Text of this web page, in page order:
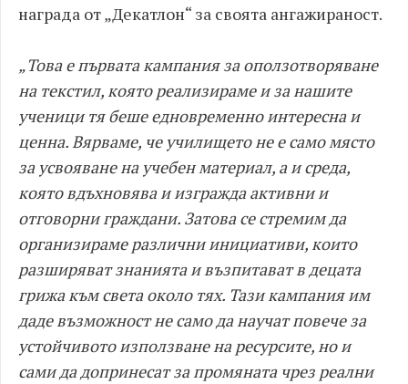
награда от „Декатлон“ за своята ангажираност.
„Това е първата кампания за оползотворяване
на текстил, която реализираме и за нашите
ученици тя беше едновременно интересна и
ценна. Вярваме, че училището не е само място
за усвояване на учебен материал, а и среда,
която вдъхновява и изгражда активни и
отговорни граждани. Затова се стремим да
организираме различни инициативи, които
разширяват знанията и възпитават в децата
грижа към света около тях. Тази кампания им
даде възможност не само да научат повече за
устойчивото използване на ресурсите, но и
сами да допринесат за промяната чрез реални